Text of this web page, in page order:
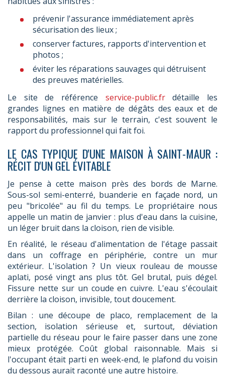
prévenir l'assurance immédiatement après
sécurisation des lieux ;
conserver factures, rapports d'intervention et
photos ;
éviter les réparations sauvages qui détruisent
des preuves matérielles.
Le site de référence service-public.frdétaille les
grandes lignes en matière de dégâts des eaux et de
responsabilités, mais sur le terrain, c'est souvent le
rapport du professionnel qui fait foi.
LE CAS TYPIQUE D'UNE MAISON À SAINT-MAUR :
RÉCIT D'UN GEL ÉVITABLE
Je pense à cette maison près des bords de Marne.
Sous-sol semi-enterré, buanderie en façade nord, un
peu "bricolée" au fil du temps. Le propriétaire nous
appelle un matin de janvier : plus d'eau dans la cuisine,
un léger bruit dans la cloison, rien de visible.
En réalité, le réseau d'alimentation de l'étage passait
dans un coffrage en périphérie, contre un mur
extérieur. L'isolation ? Un vieux rouleau de mousse
aplati, posé vingt ans plus tôt. Gel brutal, puis dégel.
Fissure nette sur un coude en cuivre. L'eau s'écoulait
derrière la cloison, invisible, tout doucement.
Bilan : une découpe de placo, remplacement de la
section, isolation sérieuse et, surtout, déviation
partielle du réseau pour le faire passer dans une zone
mieux protégée. Coût global raisonnable. Mais si
l'occupant était parti en week-end, le plafond du voisin
du dessous aurait raconté une autre histoire.